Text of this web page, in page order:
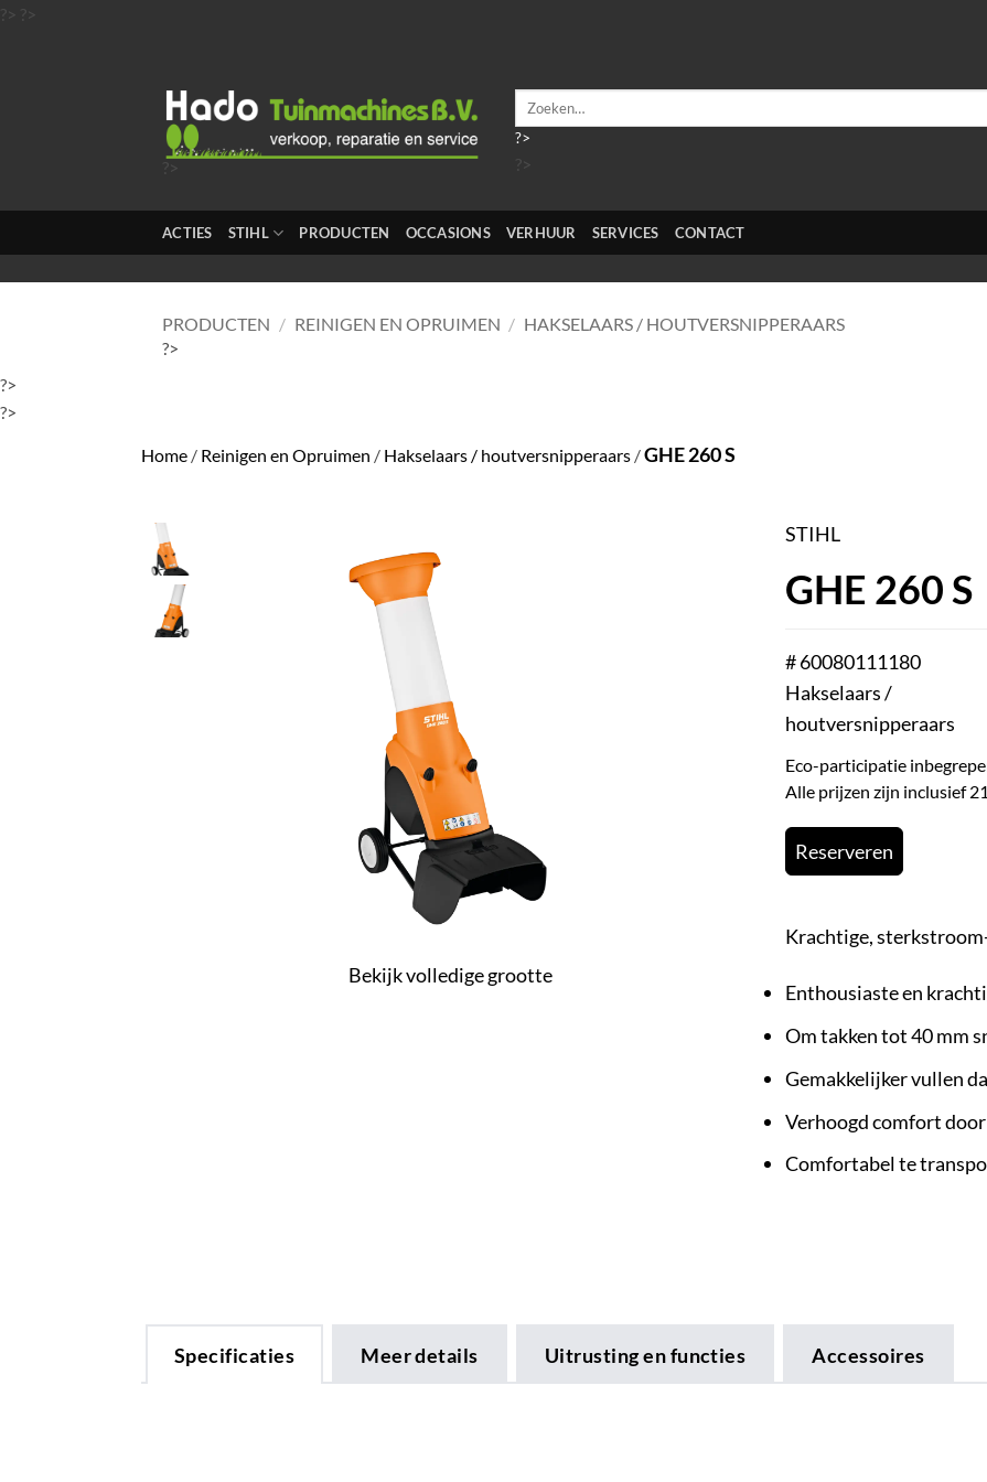
?> ?>
?>
Zoeken
?>
?>
ACTIES STIHL PRODUCTEN OCCASIONS VERHUUR SERVICES CONTACT
PRODUCTEN / REINIGEN EN OPRUIMEN / HAKSELAARS / HOUTVERSNIPPERAARS
?>
?>
?>
Home / Reinigen en Opruimen / Hakselaars / houtversnipperaars /GHE 260 S
Bekijk volledige grootte
STIHL
GHE 260 S
# 60080111180
Hakselaars /
houtversnipperaars
Eco-participatie
Alle prijzen zijn inclusief
Reserveren
Krachtige,
Enthousiaste en
Om takken tot 40 mm
Gemakkelijker vullen
Verhoogd comfort
Comfortabel te
Specificaties Meer details Uitrusting en functies Accessoires